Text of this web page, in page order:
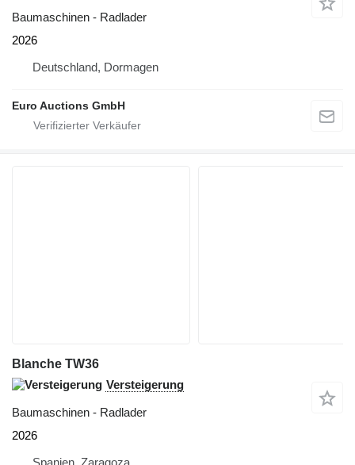
Baumaschinen - Radlader
2026
Deutschland, Dormagen
Euro Auctions GmbH
Blanche TW36
Versteigerung
Baumaschinen - Radlader
2026
Spanien, Zaragoza